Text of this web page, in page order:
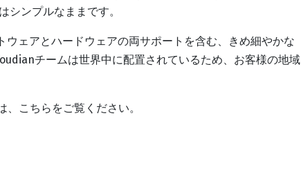
シンプルなままです。
ウェアとハードウェアの両サポートを含む、きめ細やかな
チームは世界中に配置されているため、お客様の地域
こちらをご覧ください。